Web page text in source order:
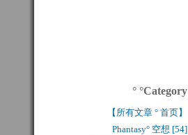
° °Category
【所有文章 ° 首页】
Phantasy° 空想 [54]